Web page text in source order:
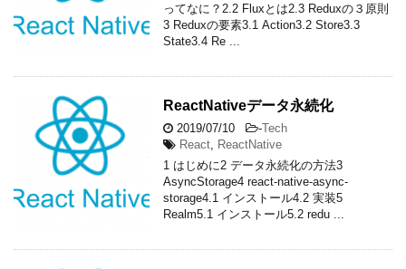
ってなに？2.2 Fluxとは2.3 Reduxの３原則
3 Reduxの要素3.1 Action3.2 Store3.3
State3.4 Re ...
ReactNativeデータ永続化
2019/07/10 -Tech
React ReactNative
1 はじめに2 データ永続化の方法3
AsyncStorage4 react-native-async-
storage4.1 インストール4.2 実装5
Realm5.1 インストール5.2 redu ...